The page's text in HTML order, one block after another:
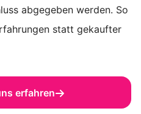
abgegeben werden. So
statt gekaufter
erfahren